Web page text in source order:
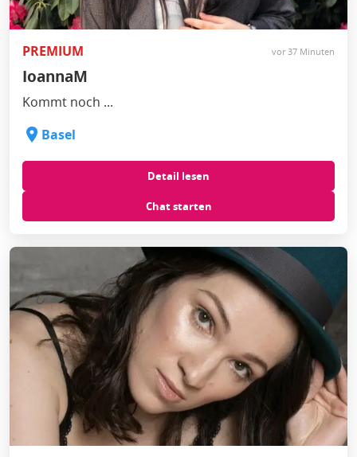
PREMIUM vor 37 Minuten
IoannaM
Kommt noch ...
Basel
Detail lesen
Chat starten